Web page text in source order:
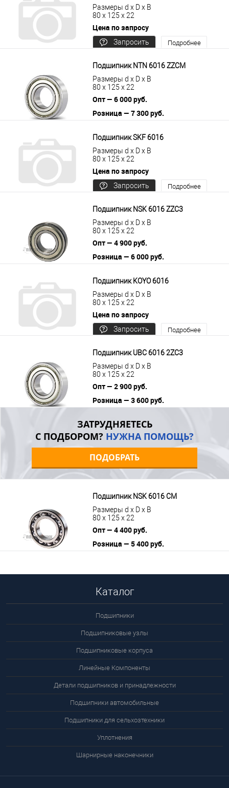
Размеры d x D x B
80 x 125 x 22
Цена по запросу
Запросить
Подробнее
Подшипник NTN 6016 ZZCM
Размеры d x D x B
80 x 125 x 22
Опт — 6 000 руб.
Розница — 7 300 руб.
Подшипник SKF 6016
Размеры d x D x B
80 x 125 x 22
Цена по запросу
Запросить
Подробнее
Подшипник NSK 6016 ZZC3
Размеры d x D x B
80 x 125 x 22
Опт — 4 900 руб.
Розница — 6 000 руб.
Подшипник KOYO 6016
Размеры d x D x B
80 x 125 x 22
Цена по запросу
Запросить
Подробнее
Подшипник UBC 6016 2ZC3
Размеры d x D x B
80 x 125 x 22
Опт — 2 900 руб.
Розница — 3 600 руб.
ЗАТРУДНЯЕТЕСЬ
С ПОДБОРОМ? НУЖНА ПОМОЩЬ?
ПОДОБРАТЬ
Подшипник NSK 6016 CM
Размеры d x D x B
80 x 125 x 22
Опт — 4 400 руб.
Розница — 5 400 руб.
Каталог
Подшипники
Подшипниковые узлы
Подшипниковые корпуса
Линейные Компоненты
Детали подшипников и принадлежности
Подшипники автомобильные
Подшипники для сельхозтехники
Уплотнения
Шарнирные наконечники